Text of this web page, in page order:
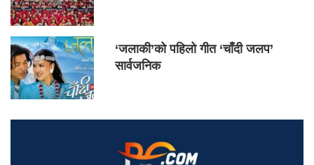
‘जलाकी’को पहिलो गीत ‘चाँदी जलप’
सार्वजनिक